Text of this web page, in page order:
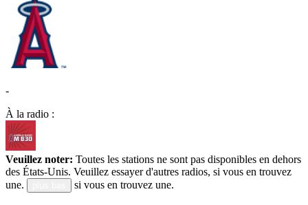
-
À la radio :
Veuillez noter: Toutes les stations ne sont pas disponibles en dehors
des États-Unis. Veuillez essayer d'autres radios, si vous en trouvez
une.
si vous en trouvez une.